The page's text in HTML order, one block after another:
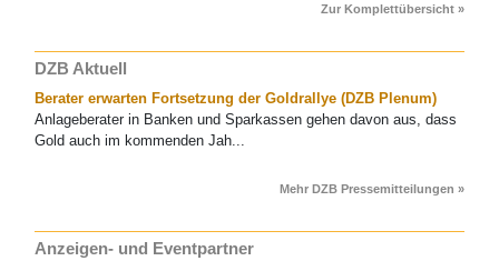
Zur Komplettübersicht »
DZB Aktuell
Berater erwarten Fortsetzung der Goldrallye (DZB Plenum)
Anlageberater in Banken und Sparkassen gehen davon aus, dass
Gold auch im kommenden Jah...
Mehr DZB Pressemitteilungen »
Anzeigen- und Eventpartner